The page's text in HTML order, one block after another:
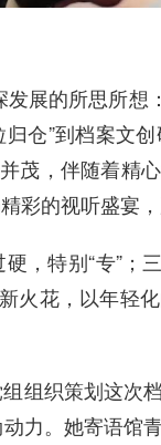
展的所思所想
仓”到档案文
茂，伴随着精
的视听盛宴，
，特别“专”；
火花，以年轻
组织策划这次
力。她寄语馆